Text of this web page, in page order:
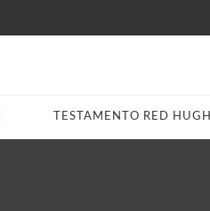
TESTAMENTO RED HUGH